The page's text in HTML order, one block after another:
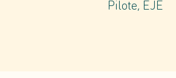
Pilote, EJE